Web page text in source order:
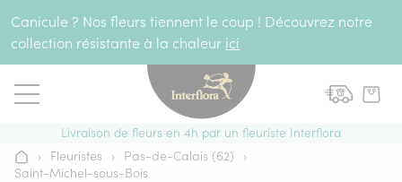
Canicule ? Nos fleurs tiennent le coup ! Découvrez notre
collection résistante à la chaleur ici
Livraison de fleurs en 4h par un fleuriste Interflora
Accueil
› Fleuristes › Pas-de-Calais (62)
›
Saint-Michel-sous-Bois